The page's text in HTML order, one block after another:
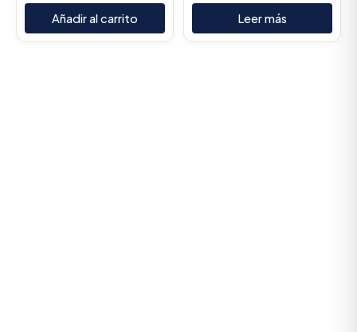
Añadir al carrito Leer más